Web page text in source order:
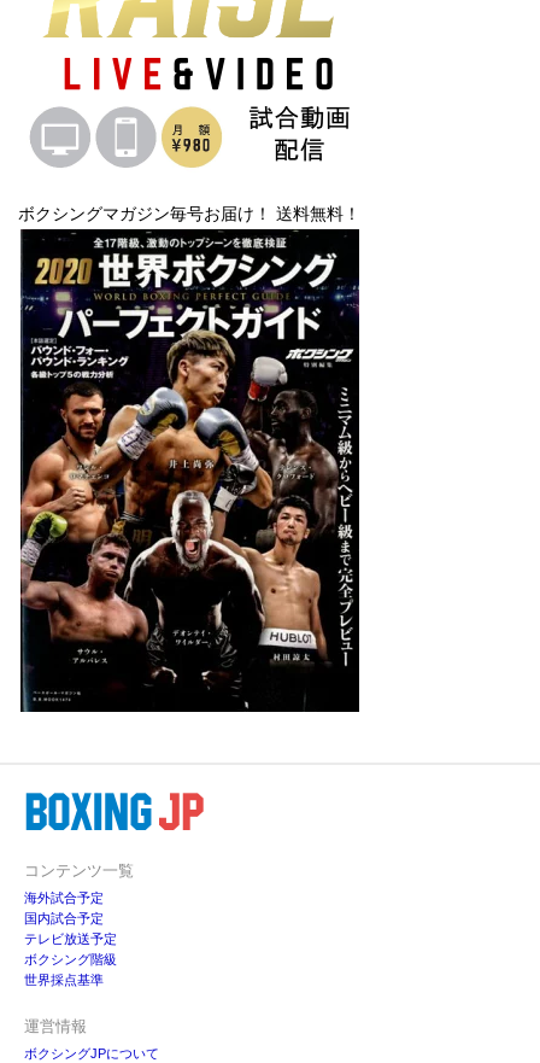
ボクシングマガジン毎号お届け！ 送料無料！
コンテンツ一覧
海外試合予定
国内試合予定
テレビ放送予定
ボクシング階級
世界採点基準
運営情報
ボクシングJPについて